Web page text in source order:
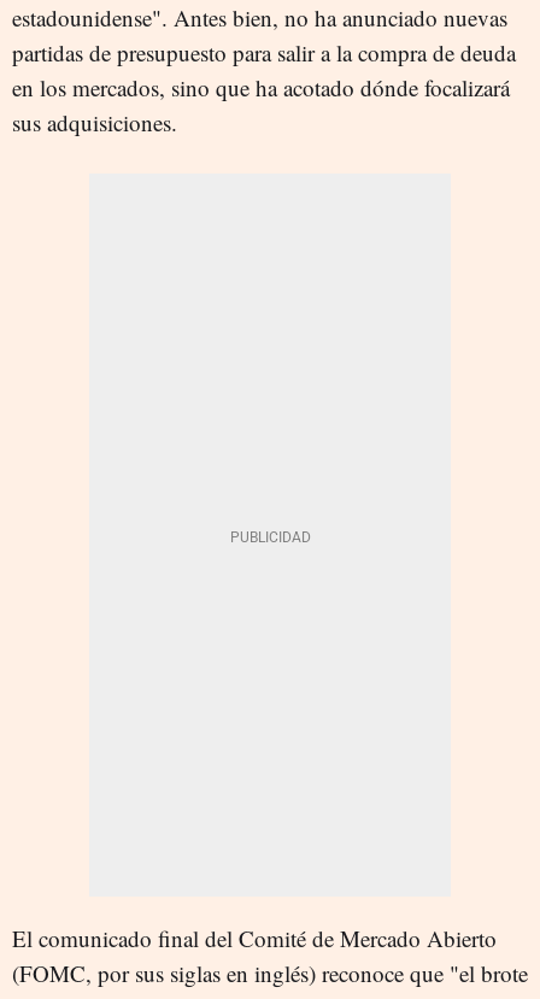
estadounidense". Antes bien, no ha anunciado nuevas
partidas de presupuesto para salir a la compra de deuda
en los mercados, sino que ha acotado dónde focalizará
sus adquisiciones.
El comunicado final del Comité de Mercado Abierto
(FOMC, por sus siglas en inglés) reconoce que "el brote